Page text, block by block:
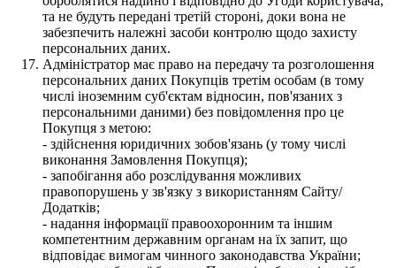
та не будуть передані третій стороні, доки вона не
забезпечить належні засоби контролю щодо захисту
персональних даних.
Адміністратор має право на передачу та розголошення
персональних даних Покупців третім особам (в тому
числі іноземним суб'єктам відносин, пов'язаних з
персональними даними) без повідомлення про це
Покупця з метою:
- здійснення юридичних зобов'язань (у тому числі
виконання Замовлення Покупця);
- запобігання або розслідування можливих
правопорушень у зв'язку з використанням Сайту/
Додатків;
- надання інформації правоохоронним та іншим
компетентним державним органам на їх запит, що
відповідає вимогам чинного законодавства України;